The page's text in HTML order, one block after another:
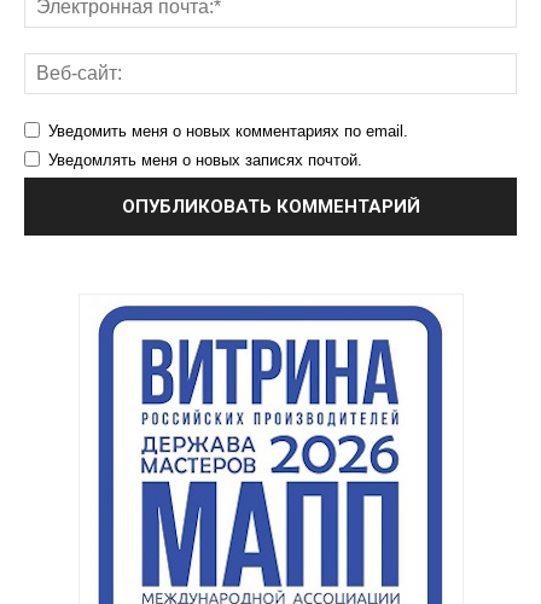
Уведомить меня о новых комментариях по email.
Уведомлять меня о новых записях почтой.